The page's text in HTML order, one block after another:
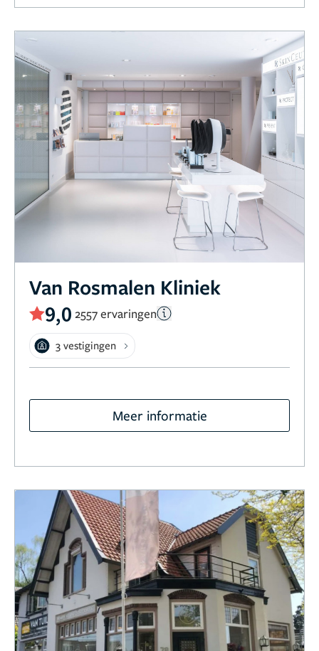
Van Rosmalen Kliniek
9,0 2557 ervaringen
3 vestigingen
Meer informatie